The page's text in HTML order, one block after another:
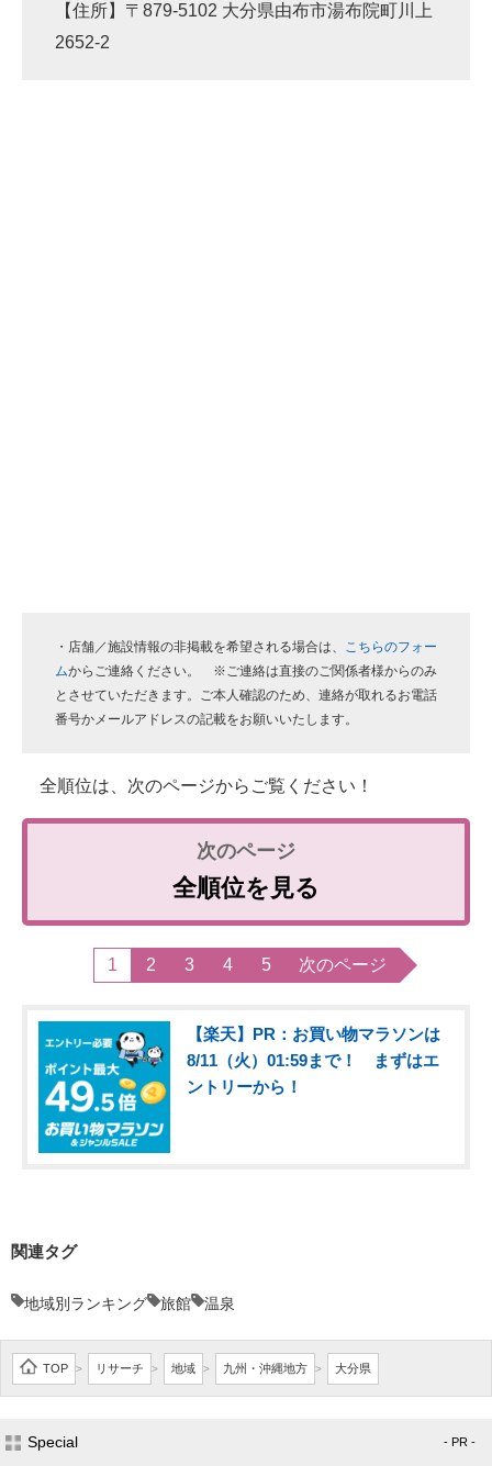
【住所】〒879-5102 大分県由布市湯布院町川上
2652-2
・店舗／施設情報の非掲載を希望される場合は、 こちらのフォー
ムからご連絡ください。 ※ご連絡は直接のご関係者様からのみ
とさせていただきます。ご本人確認のため、連絡が取れるお電話
番号かメールアドレスの記載をお願いいたします。
全順位は、次のページからご覧ください！
全順位を見る
1 2 3 4 5 次のページ
【楽天】PR：お買い物マラソンは
8/11（火）01:59まで！ まずはエ
ントリーから！
関連タグ
地域別ランキング 旅館 温泉
TOP > リサーチ > 地域 > 九州・沖縄地方 > 大分県
Special - PR -